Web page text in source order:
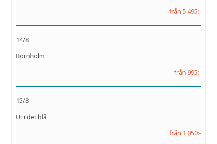
från 5 495:-
14/8
Bornholm
från 995:-
15/8
Ut i det blå
från 1 050:-